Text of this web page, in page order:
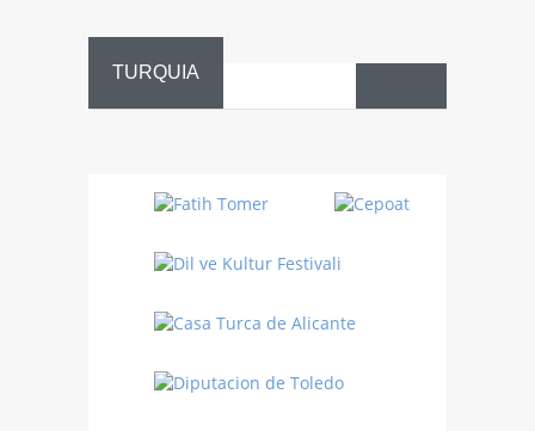
TURQUIA
Turquía